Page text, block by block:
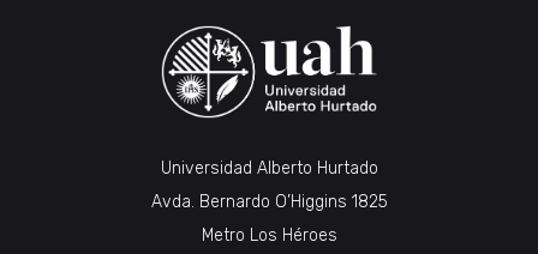
Universidad Alberto Hurtado
Avda. Bernardo O’Higgins 1825
Metro Los Héroes